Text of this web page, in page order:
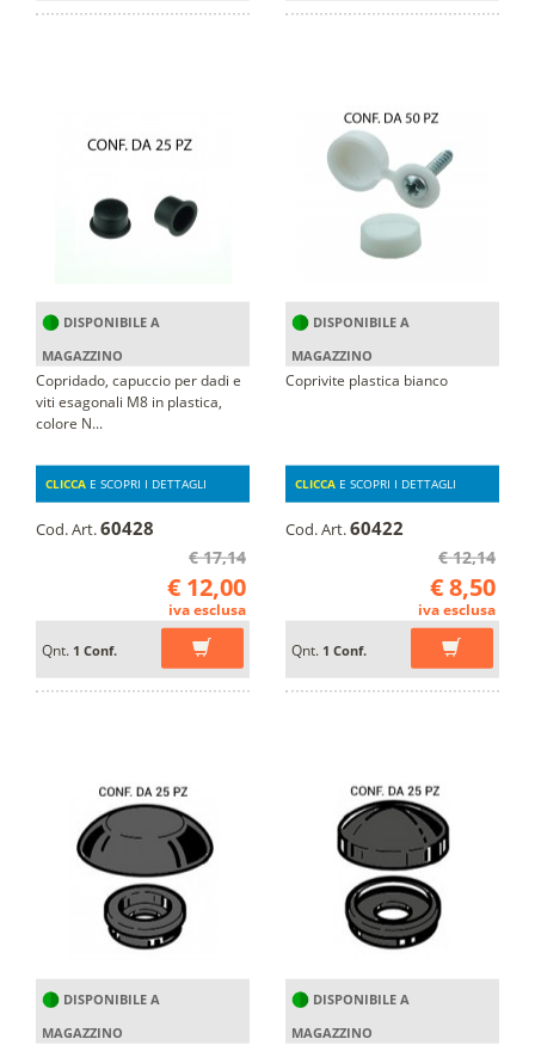
DISPONIBILE A
MAGAZZINO
Copridado, capuccio per dadi e
viti esagonali M8 in plastica,
colore N...
CLICCA E SCOPRI I DETTAGLI
Cod. Art.60428
€ 17,14
€ 12,00
iva esclusa
Qnt. 1 Conf.
DISPONIBILE A
MAGAZZINO
Coprivite plastica bianco
CLICCA E SCOPRI I DETTAGLI
Cod. Art.60422
€ 12,14
€ 8,50
iva esclusa
Qnt. 1 Conf.
DISPONIBILE A
MAGAZZINO
DISPONIBILE A
MAGAZZINO